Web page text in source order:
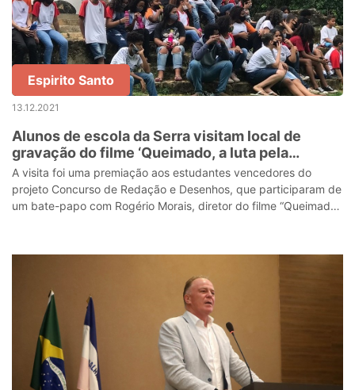
Espirito Santo
13.12.2021
Alunos de escola da Serra visitam local de
gravação do filme ‘Queimado, a luta pela
liberdade’
A visita foi uma premiação aos estudantes vencedores do
projeto Concurso de Redação e Desenhos, que participaram de
um bate-papo com Rogério Morais, diretor do filme “Queimado,